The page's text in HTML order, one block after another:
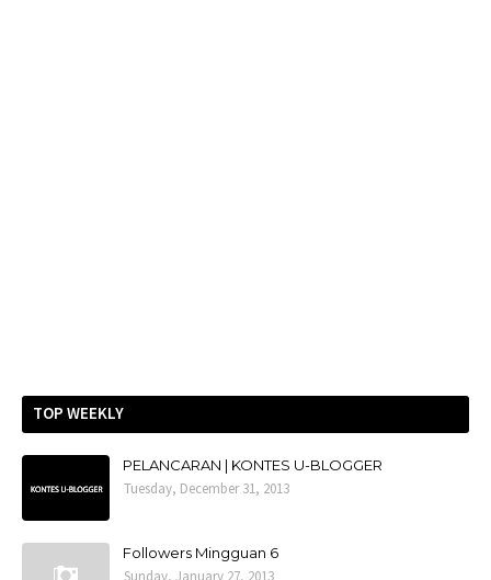
TOP WEEKLY
PELANCARAN | KONTES U-BLOGGER
Tuesday, December 31, 2013
Followers Mingguan 6
Sunday, January 27, 2013